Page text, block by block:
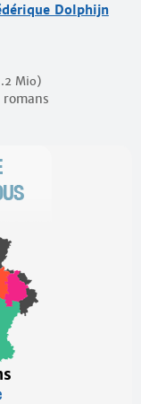
Dolphijn
Mio)
romans